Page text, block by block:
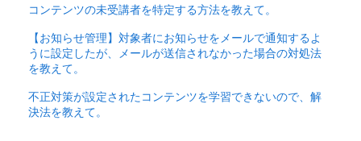
コンテンツの未受講者を特定する方法を教えて。
【お知らせ管理】対象者にお知らせをメールで通知するよ
うに設定したが、メールが送信されなかった場合の対処法
を教えて。
不正対策が設定されたコンテンツを学習できないので、解
決法を教えて。